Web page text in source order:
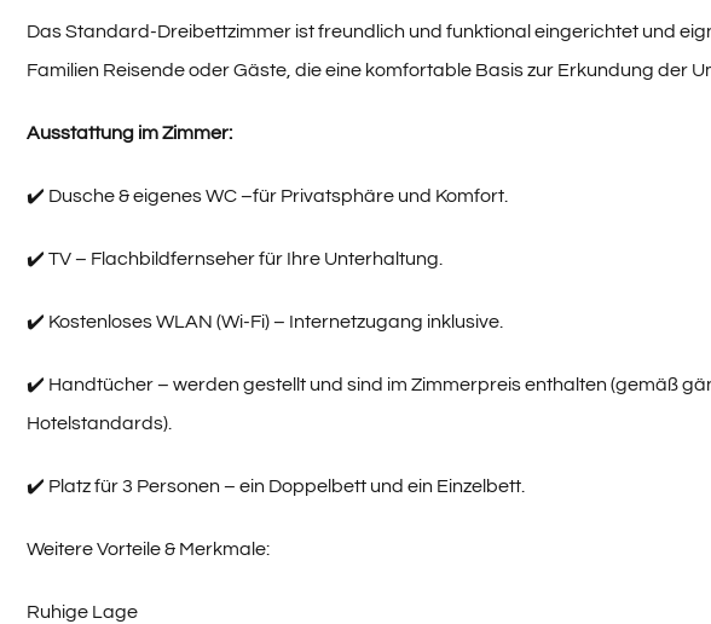
Das Standard-Dreibettzimmer ist freundlich und funktional eingerichtet und
Familien Reisende oder Gäste, die eine komfortable Basis zur Erkundung der
Ausstattung im Zimmer:
✔️ Dusche & eigenes WC –für Privatsphäre und Komfort.
✔️ TV – Flachbildfernseher für Ihre Unterhaltung.
✔️ Kostenloses WLAN (Wi-Fi) – Internetzugang inklusive.
✔️ Handtücher – werden gestellt und sind im Zimmerpreis enthalten (gemäß
Hotelstandards).
✔️ Platz für 3 Personen – ein Doppelbett und ein Einzelbett.
Weitere Vorteile & Merkmale:
Ruhige Lage